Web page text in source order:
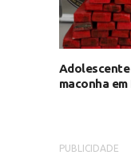
maconha em
PUBLICIDADE